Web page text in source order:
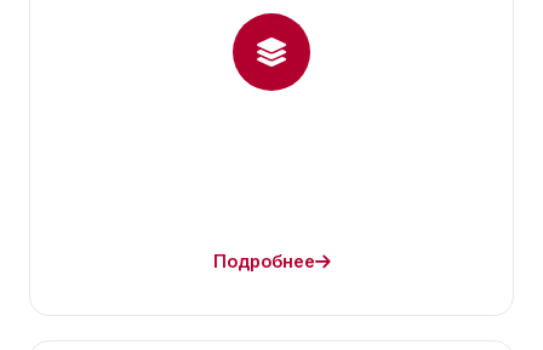
Подробнее